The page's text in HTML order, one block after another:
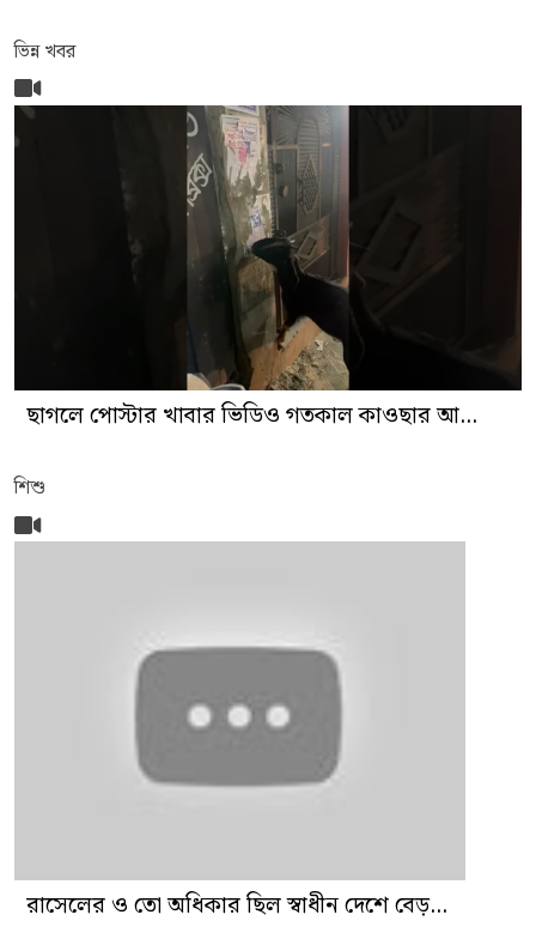
ভিন্ন খবর
ছাগলে পোস্টার খাবার ভিডিও গতকাল কাওছার আ...
শিশু
রাসেলের ও তো অধিকার ছিল স্বাধীন দেশে বেড়...